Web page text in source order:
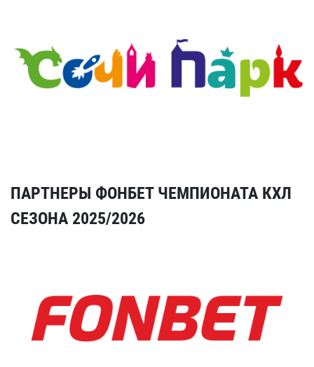
ПАРТНЕРЫ ФОНБЕТ ЧЕМПИОНАТА КХЛ
СЕЗОНА 2025/2026